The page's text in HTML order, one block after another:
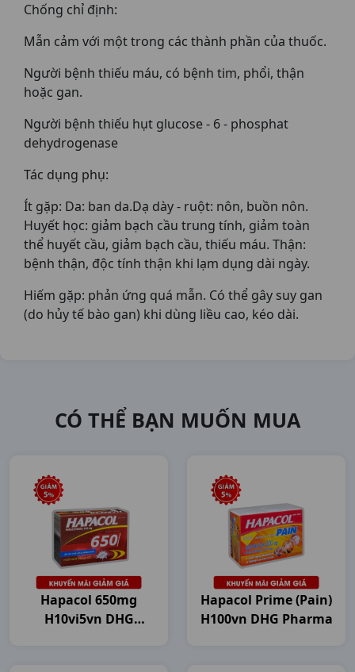
Chống chỉ định:
Mẫn cảm với một trong các thành phần của thuốc.
Người bệnh thiếu máu, có bệnh tim, phổi, thận
hoặc gan.
Người bệnh thiếu hụt glucose - 6 - phosphat
dehydrogenase
Tác dụng phụ:
Ít gặp: Da: ban da.Dạ dày - ruột: nôn, buồn nôn.
Huyết học: giảm bạch cầu trung tính, giảm toàn
thể huyết cầu, giảm bạch cầu, thiếu máu. Thận:
bệnh thận, độc tính thận khi lạm dụng dài ngày.
Hiếm gặp: phản ứng quá mẫn. Có thể gây suy gan
(do hủy tế bào gan) khi dùng liều cao, kéo dài.
CÓ THỂ BẠN MUỐN MUA
Hapacol 650mg
H10vi5vn DHG
Hapacol Prime (Pain)
H100vn DHG Pharma